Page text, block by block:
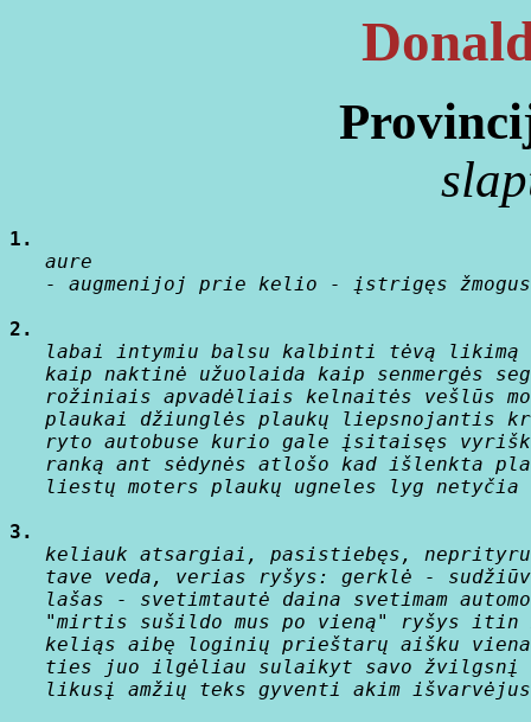
1.
   aure
- augmenijoj prie kelio - įstrigęs
2.
labai intymiu balsu kalbinti tėvą likimą
kaip naktinė užuolaida kaip senmergės
rožiniais apvadėliais kelnaitės vešlūs
plaukai džiunglės plaukų liepsnojantis
ryto autobuse kurio gale įsitaisęs
ranką ant sėdynės atlošo kad išlenkta
   liestų moters plaukų ugneles lyg netyčia
3.
keliauk atsargiai, pasistiebęs,
tave veda, verias ryšys: gerklė -
lašas - svetimtautė daina svetimam
"mirtis sušildo mus po vieną" ryšys itin
keliąs aibę loginių prieštarų aišku
ties juo ilgėliau sulaikyt savo žvilgsnį
likusį amžių teks gyventi akim